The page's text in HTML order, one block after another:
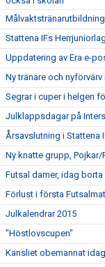
Stattena IFs Herrjuniorlag
Uppdatering av Era e-
Ny tränare och nyförvärv
Segrar i cuper i helgen
Julklappsdagar på
Årsavslutning i Stattena
Ny knatte grupp, Pojkar/
Futsal damer, idag
Förlust i första
Julkalendrar 2015
"Höstlovscupen"
Kansliet obemannat idag.